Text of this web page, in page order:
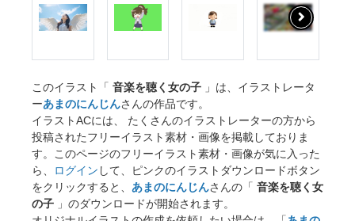
このイラスト「 音楽を聴く女の子 」は、イラストレータ
ーあまのにんじんさんの作品です。
イラストACには、 たくさんのイラストレーターの方から
投稿されたフリーイラスト素材・画像を掲載しておりま
す。このページのフリーイラスト素材・画像が気に入った
ら、
ログイン して、ピンクのイラストダウンロードボタン
をクリックすると、 あまのにんじんさんの「 音楽を聴く女
の子 」のダウンロードが開始されます。